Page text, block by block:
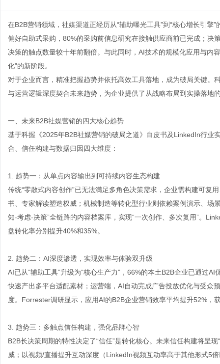
在B2B营销领域，社媒渠道正经历从“辅助曝光工具”到“核心增长引
偏好自助式采购，80%的采购前信息研究在接触供应商前已完成；决
决策的触点数量较十年前翻倍。与此同时，AI技术的规模化应用与内
化”的新阶段。
对于企业而言，精准把握趋势并依托高效工具落地，成为破局关键。
与运营逻辑深度契合未来趋势，为企业提供了从战略布局到实操落地
一、未来B2B社媒营销的四大核心趋势
基于科握《2025年B2B社媒营销的破局之道》白皮书及LinkedIn行业
合、信任构建与数据归因四大维度：
1. 趋势一：从单点内容输出到可持续内容生态构建
传统“零散式内容创作”已无法满足多角色决策需求，企业需构建可复
书、专家解读塑造权威；机械制造等转化型行业则依赖案例演示、场
知-考虑-决策”全链路的内容档案库，实现“一次创作、多次复用”。
盘转化率分别提升40%和35%。
2. 趋势二：AI深度渗透，实现效率与体验双升级
AI已从“辅助工具”升级为“核心生产力”，66%的本土B2B企业已通过
快速产出多平台适配素材；运营端，AI自动完成广告投放优化与受众
度。Forrester调研显示，应用AI的B2B企业营销效率平均提升52%，
3. 趋势三：多触点信任构建，强化品牌心智
B2B长决策周期的特性决定了“信任”是转化核心。未来信任构建将呈
威；以视频/直播提升互动深度（LinkedIn视频互动率高于其他形式5